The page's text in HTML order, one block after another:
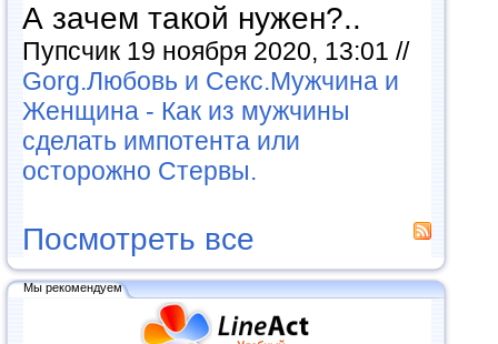
А зачем такой нужен?..
Пупсчик 19 ноября 2020, 13:01 //
Gorg.Любовь и Секс.Мужчина и
Женщина - Как из мужчины
сделать импотента или
осторожно Стервы.
Посмотреть все
Мы рекомендуем